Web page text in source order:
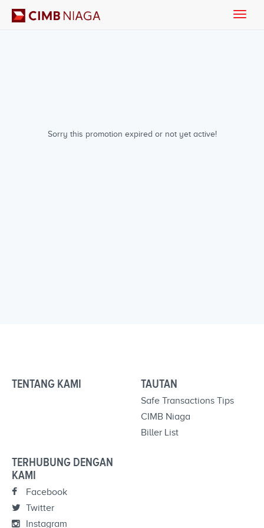
Sorry this promotion expired or not yet active!
Toggle
TENTANG KAMI TAUTAN
Safe Transactions Tips
CIMB Niaga
Biller List
TERHUBUNG DENGAN
KAMI
Facebook
Twitter
Instagram